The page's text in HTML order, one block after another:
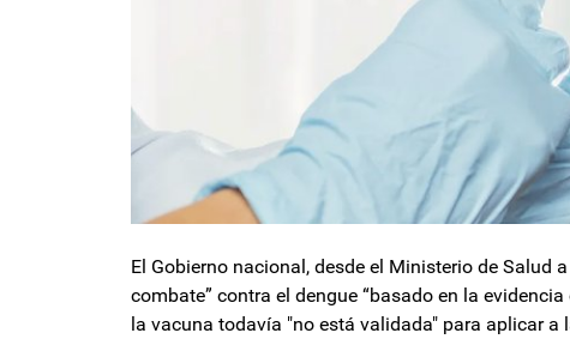
El Gobierno nacional, desde el Ministerio de Salud
combate” contra el dengue “basado en la
la vacuna todavía "no está validada" para aplicar a